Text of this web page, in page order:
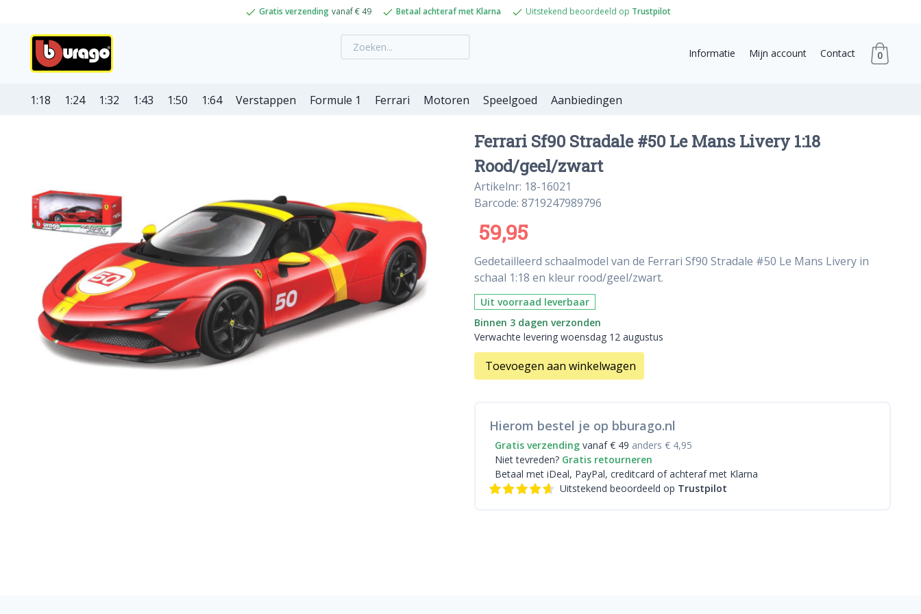
Gratis verzending vanaf € 49 Betaal achteraf met Klarna Uitstekend beoordeeld op Trustpilot
Informatie Mijn account Contact 0
1:18 1:24 1:32 1:43 1:50 1:64 Verstappen Formule 1 Ferrari Motoren Speelgoed Aanbiedingen
Ferrari Sf90 Stradale #50 Le Mans Livery 1:18
Rood/geel/zwart
Artikelnr: 18-16021
Barcode: 8719247989796
59,95
Gedetailleerd schaalmodel van de Ferrari Sf90 Stradale #50 Le Mans Livery in
schaal 1:18 en kleur rood/geel/zwart.
Uit voorraad leverbaar
Binnen 3 dagen verzonden
Verwachte levering woensdag 12 augustus
Toevoegen aan winkelwagen
Hierom bestel je op bburago.nl
Gratis verzending vanaf € 49 anders € 4,95
Niet tevreden? Gratis retourneren
Betaal met iDeal, PayPal, creditcard of achteraf met Klarna
Uitstekend beoordeeld op Trustpilot